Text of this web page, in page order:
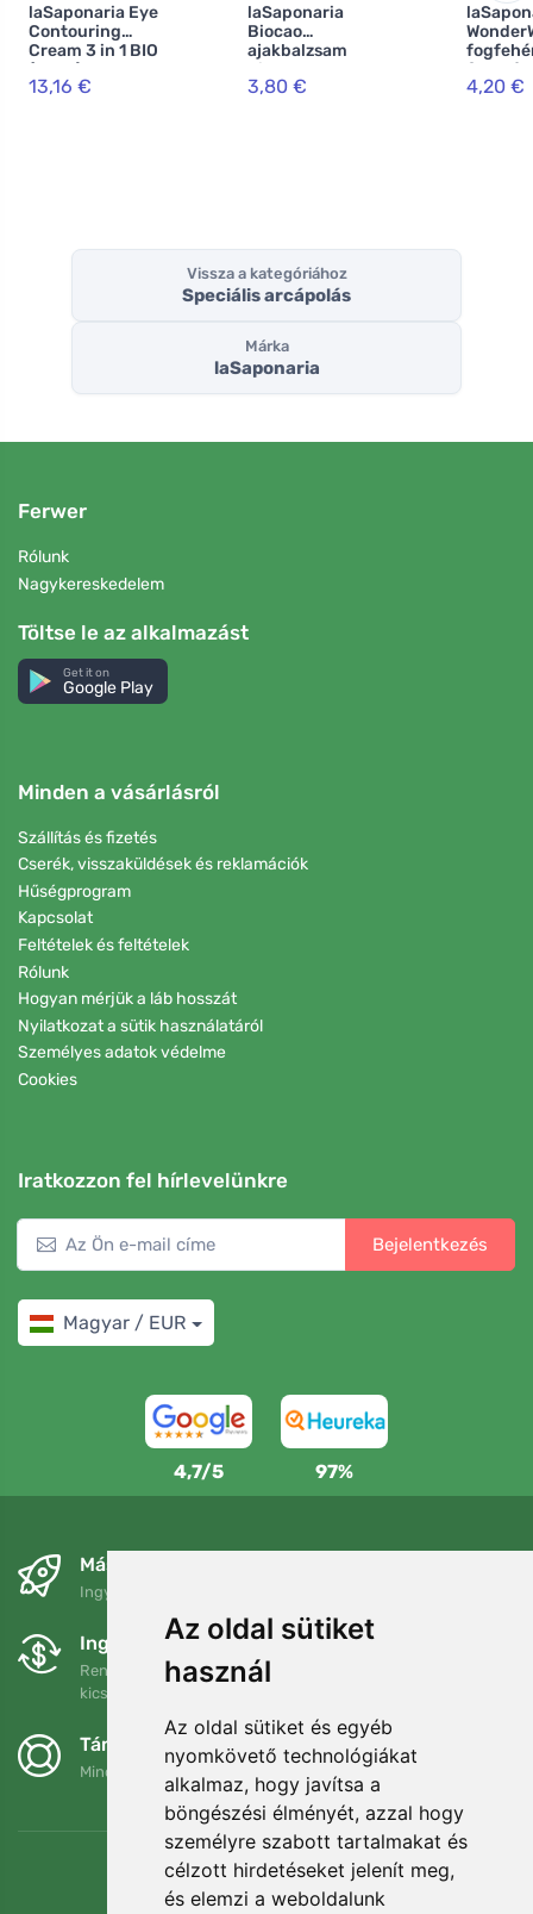
Az oldal sütiket
használ
Az oldal sütiket és egyéb
nyomkövető technológiákat
alkalmaz, hogy javítsa a
böngészési élményét, azzal hogy
személyre szabott tartalmakat és
célzott hirdetéseket jelenít meg,
és elemzi a weboldalunk
laSaponaria Eye
Contouring
Cream 3 in 1 BIO
(15 ml) - a szem
alatti ráncok,
13,16 €
laSaponaria
Biocao
ajakbalzsam
hialuronsavval
BIO (5,7 ml)
3,80 €
és aktív
4,20 €
Vissza a kategóriához
Speciális arcápolás
Márka
laSaponaria
Ferwer
Rólunk
Nagykereskedelem
Töltse le az alkalmazást
Get it on
Google Play
Minden a vásárlásról
Szállítás és fizetés
Cserék, visszaküldések és reklamációk
Hűségprogram
Kapcsolat
Feltételek és feltételek
Rólunk
Hogyan mérjük a láb hosszát
Nyilatkozat a sütik használatáról
Személyes adatok védelme
Cookies
Iratkozzon fel hírlevelünkre
Bejelentkezés
Magyar / EUR
4,7/5 97%
Másnapra és ingyenesen
Ingyenes szállítás a következő összeg felett: 80 EUR
Ingyenes csere és visszaküldés
Rendelését 90 napon belül bármikor visszaküldheti vagy
kicserélheti.
Támogatjuk a Trees.org-ot
Minden megrendelésért ültetünk egy fát! Bővebben